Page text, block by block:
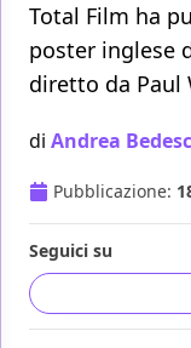
Total Film ha
poster inglese
diretto da Paul
di Andrea
Pubblicazione:
Seguici su